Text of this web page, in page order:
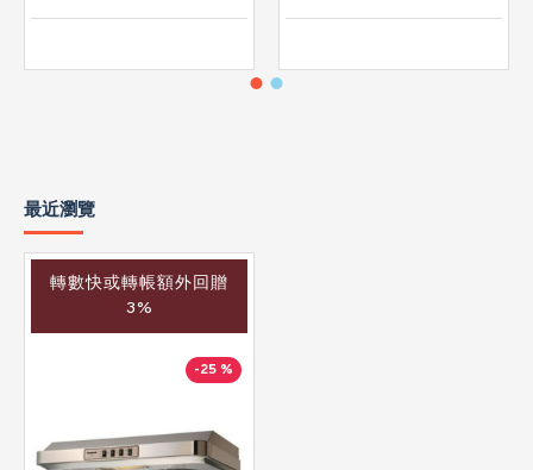
最近瀏覽
轉數快或轉帳額外回贈
3%
-25 %